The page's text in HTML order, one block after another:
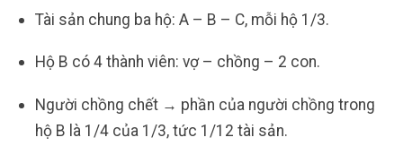
Tài sản chung ba hộ: A – B – C, mỗi hộ 1/3.
Hộ B có 4 thành viên: vợ – chồng – 2 con.
Người chồng chết → phần của người chồng trong
hộ B là 1/4 của 1/3, tức 1/12 tài sản.